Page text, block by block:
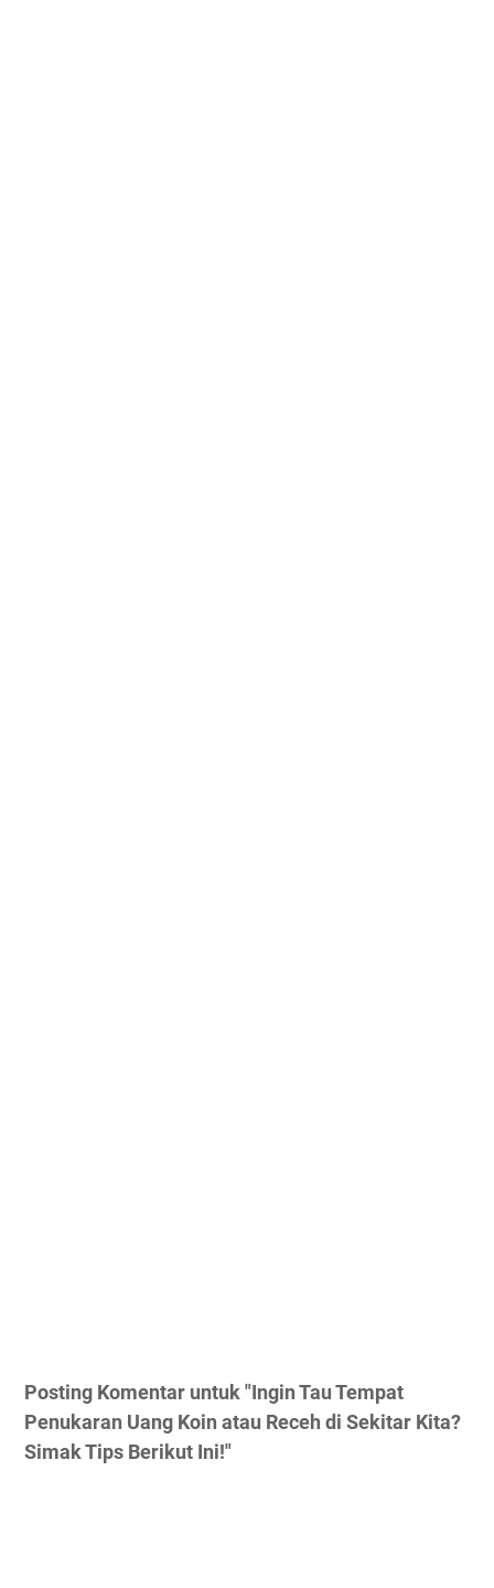
Posting Komentar untuk "Ingin Tau Tempat
Penukaran Uang Koin atau Receh di Sekitar Kita?
Simak Tips Berikut Ini!"